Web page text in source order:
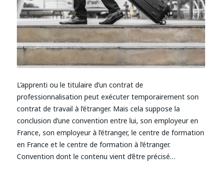
L’apprenti ou le titulaire d’un contrat de
professionnalisation peut exécuter temporairement son
contrat de travail à l’étranger. Mais cela suppose la
conclusion d’une convention entre lui, son employeur en
France, son employeur à l’étranger, le centre de formation
en France et le centre de formation à l’étranger.
Convention dont le contenu vient d’être précisé…